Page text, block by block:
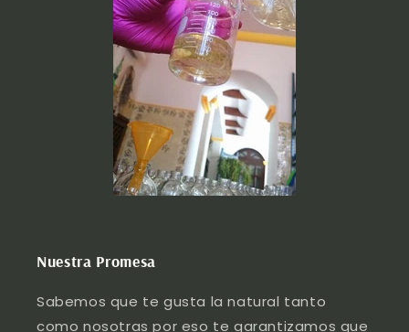
Nuestra Promesa
Sabemos que te gusta la natural tanto
como nosotras por eso te garantizamos que